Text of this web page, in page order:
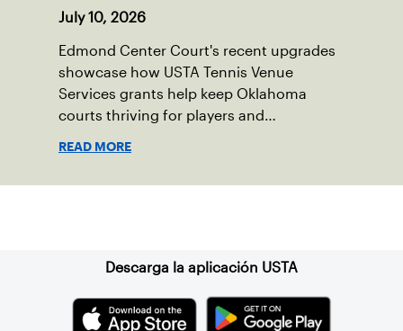
July 10, 2026
Edmond Center Court's recent upgrades
showcase how USTA Tennis Venue
Services grants help keep Oklahoma
courts thriving for players and
READ MORE
Descarga la aplicación USTA